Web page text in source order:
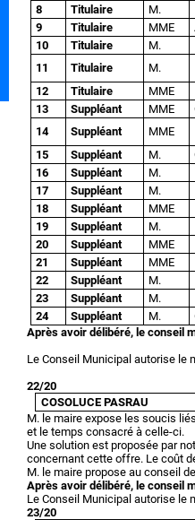
8
Titulaire M.
9
Titulaire MME
10
Titulaire M.
11
Titulaire M.
12
Titulaire MME
13
Suppléant MME
14
Suppléant MME
15
Suppléant M.
16
Suppléant M.
17
Suppléant M.
18
Suppléant MME
19
Suppléant M.
20
Suppléant MME
21
Suppléant MME
22
Suppléant M.
23
Suppléant M.
24
Suppléant M.
Après avoir délibéré, le conseil
Le Conseil Municipal autorise le
22/20
COSOLUCE PASRAU
M. le maire expose les soucis
et le temps consacré à celle-ci.
Une solution est proposée par
concernant cette offre. Le coût
M. le maire propose au conseil
Après avoir délibéré, le conseil
Le Conseil Municipal autorise le
23/20